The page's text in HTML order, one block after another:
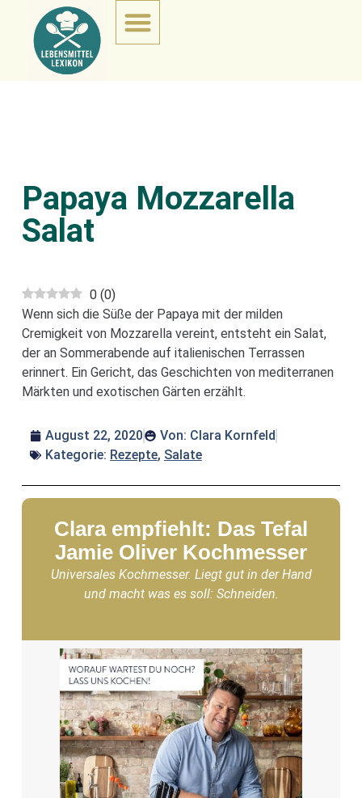
Papaya Mozzarella
Salat
0 (0)
Wenn sich die Süße der Papaya mit der milden
Cremigkeit von Mozzarella vereint, entsteht ein Salat,
der an Sommerabende auf italienischen Terrassen
erinnert. Ein Gericht, das Geschichten von mediterranen
Märkten und exotischen Gärten erzählt.
August 22, 2020 Von: Clara Kornfeld
Kategorie: Rezepte, Salate
Clara empfiehlt: Das Tefal
Jamie Oliver Kochmesser
Universales Kochmesser. Liegt gut in der Hand
und macht was es soll: Schneiden.